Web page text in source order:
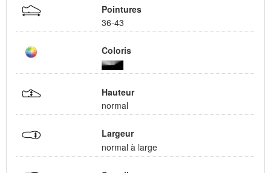
Pointures
36-43
Coloris
Hauteur
normal
Largeur
normal à large